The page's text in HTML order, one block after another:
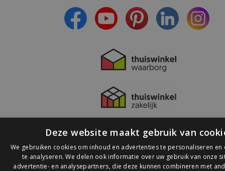
Deze website maakt gebruik van
We gebruiken cookies om inhoud en advertenties te personaliseren en
te analyseren. We delen ook informatie over uw gebruik van onze
advertentie- en analysepartners, die deze kunnen combineren met